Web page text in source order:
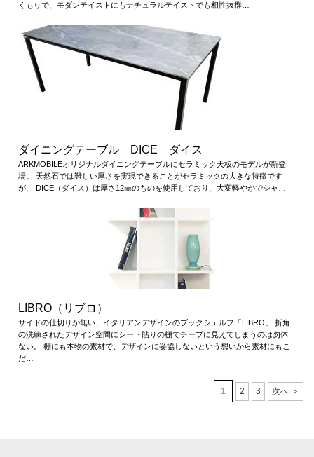
くもりで、モダンテイストにもナチュラルテイストでも相性抜群…
ダイニングテーブル DICE ダイス
ARKMOBILEオリジナルダイニングテーブルにセラミック天板のモデルが新登
場。 天然石では難しい厚さを実現できることがセラミックの大きな特徴です
が、 DICE（ダイス）は厚さ12㎜のものを使用しており、大変軽やかでシャ…
LIBRO（リブロ）
サイドの仕切りが無い、イタリアンデザインのブックシェルフ「LIBRO」 折角
の洗練されたデザイン空間にシート貼りの棚でチープに見えてしまうのは勿体
ない。 棚にも本物の素材で、デザインに妥協しないという想いから素材にもこ
だ…
1 2 3 次へ ＞